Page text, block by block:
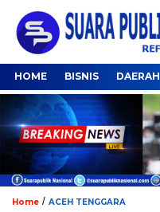
HOME BISNIS DAERAH
Home / ACEH TENGGARA